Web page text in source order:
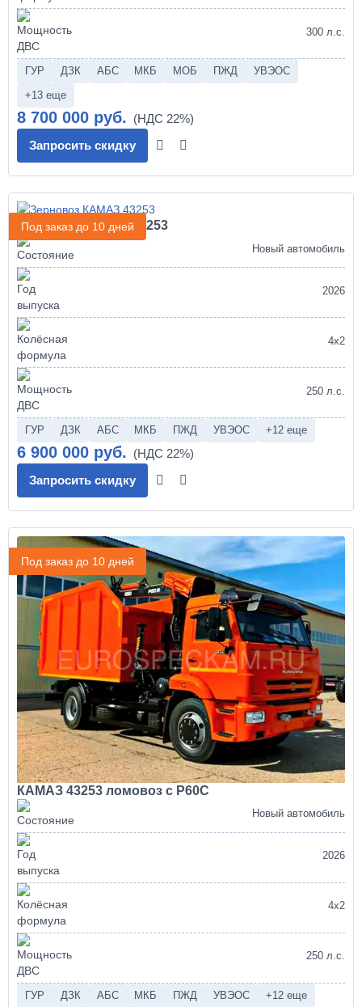
300 л.с.
ГУР ДЗК АБС МКБ МОБ ПЖД
УВЭОС
+13 еще
8 700 000 руб.
Запросить скидку
Под заказ до 10 дней
Зерновоз КАМАЗ 43253
Новый автомобиль
2026
4х2
250 л.с.
ГУР ДЗК АБС МКБ ПЖД УВЭОС +12 еще
6 900 000 руб.
Запросить скидку
Под заказ до 10 дней
КАМАЗ 43253 ломовоз с Р60С
Новый автомобиль
2026
4х2
250 л.с.
ГУР ДЗК АБС МКБ ПЖД УВЭОС +12 еще